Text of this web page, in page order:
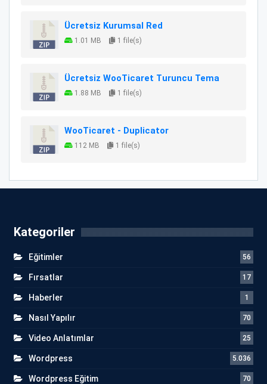
Ücretsiz Kurumsal Red
1.01 MB 1 file(s)
Ücretsiz WooTicaret Turuncu Tema
1.88 MB 1 file(s)
WooTicaret - Duplicator
112 MB 1 file(s)
Kategoriler
Eğitimler 56
Fırsatlar 17
Haberler 1
Nasıl Yapılır 70
Video Anlatımlar 25
Wordpress 5.036
Wordpress Eğitim 70